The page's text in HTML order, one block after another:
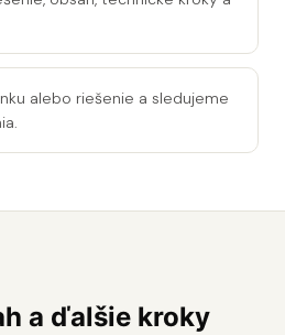
alebo riešenie a sledujeme
a ďalšie kroky